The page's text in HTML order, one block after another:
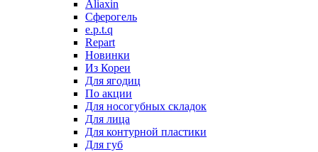
Aliaxin
Сферогель
e.p.t.q
Repart
Новинки
Из Кореи
Для ягодиц
По акции
Для носогубных складок
Для лица
Для контурной пластики
Для губ